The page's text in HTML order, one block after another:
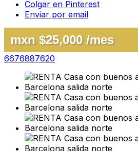
Colgar en Pinterest
Enviar por email
mxn $25,000 /mes
6676887620